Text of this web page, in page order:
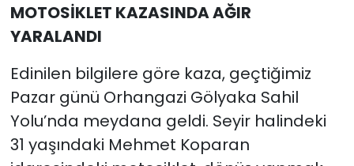
MOTOSİKLET KAZASINDA AĞIR
YARALANDI
Edinilen bilgilere göre kaza, geçtiğimiz
Pazar günü Orhangazi Gölyaka Sahil
Yolu’nda meydana geldi. Seyir halindeki
31 yaşındaki Mehmet Koparan